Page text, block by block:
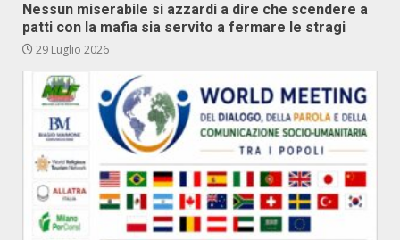
Nessun miserabile si azzardi a dire che scendere a
patti con la mafia sia servito a fermare le stragi
29 Luglio 2026